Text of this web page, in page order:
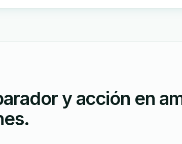
y acción en